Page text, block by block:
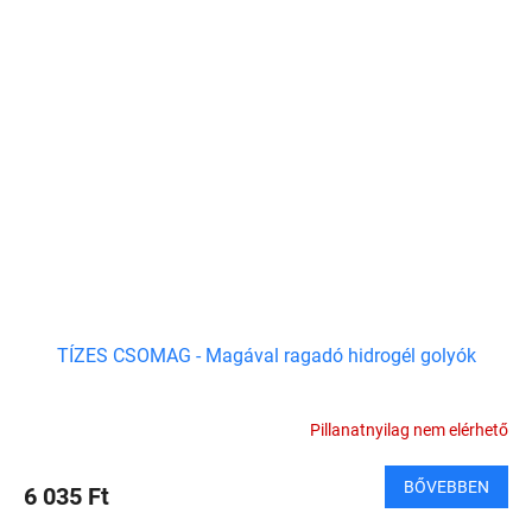
TÍZES CSOMAG - Magával ragadó hidrogél golyók
Pillanatnyilag nem elérhető
6 035 Ft BŐVEBBEN